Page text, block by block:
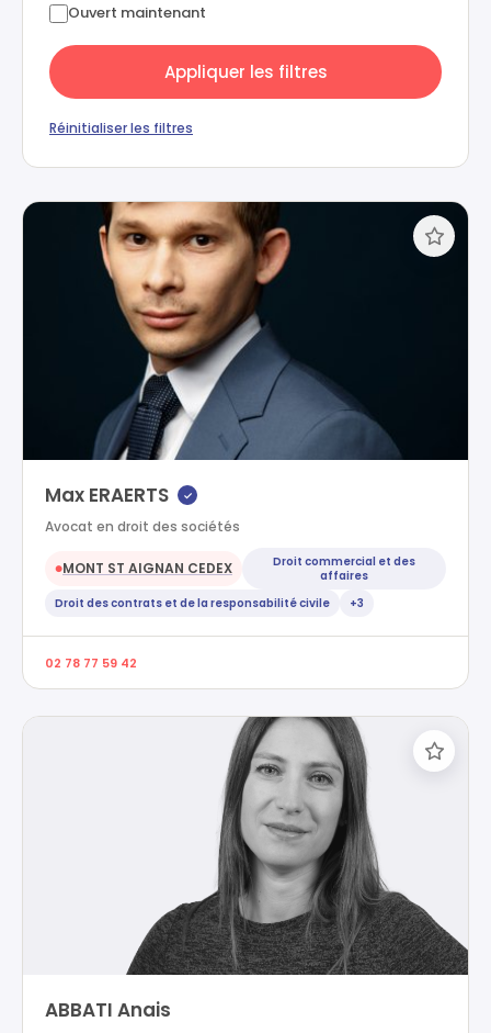
Ouvert maintenant
Appliquer les filtres
Réinitialiser les filtres
Max ERAERTS ✓
Avocat en droit des sociétés
●MONT ST AIGNAN CEDEX
Droit commercial et des
affaires
Droit des contrats et de la responsabilité civile
+3
02 78 77 59 42
ABBATI Anais